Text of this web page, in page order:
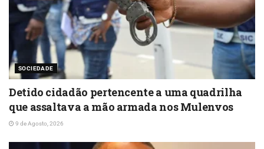
SOCIEDADE
Detido cidadão pertencente a uma quadrilha
que assaltava a mão armada nos Mulenvos
9 de Agosto, 2026